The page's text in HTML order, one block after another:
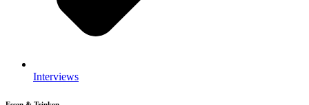
Interviews